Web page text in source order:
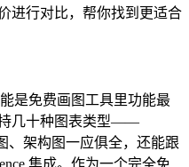
进行对比，帮你找到更适合
能是免费画图工具里功能最
几十种图表类型——
、架构图一应俱全，还能跟
集成。作为一个完全免